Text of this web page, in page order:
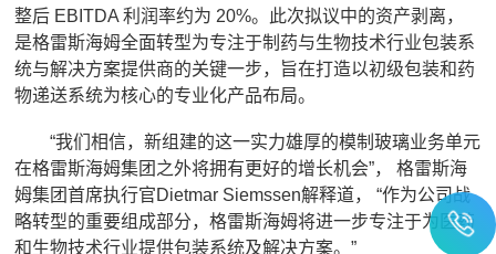
整后 EBITDA 利润率约为 20%。此次拟议中的资产剥离，
是格雷斯海姆全面转型为专注于制药与生物技术行业包装系
统与解决方案提供商的关键一步，旨在打造以初级包装和药
物递送系统为核心的专业化产品布局。
“我们相信，新组建的这一实力雄厚的模制玻璃业务单元
在格雷斯海姆集团之外将拥有更好的增长机会”， 格雷斯海
姆集团首席执行官Dietmar Siemssen解释道， “作为公司战
略转型的重要组成部分，格雷斯海姆将进一步专注于为医药
和生物技术行业提供包装系统及解决方案。”